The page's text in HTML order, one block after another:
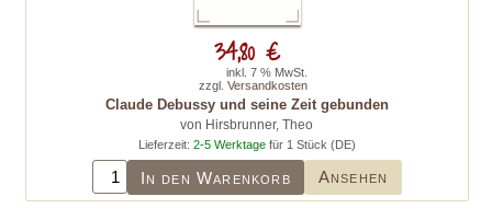
Claude Debussy und seine Zeit gebunden
von Hirsbrunner, Theo
Lieferzeit: 2-5 Werktagefür 1 Stück (DE)
In den Warenkorb Ansehen
34,80 €
inkl. 7 % MwSt.
zzgl. Versandkosten